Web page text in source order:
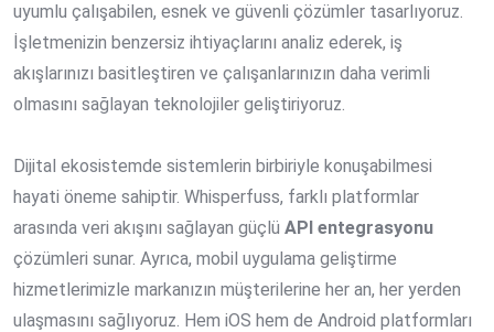
uyumlu çalışabilen, esnek ve güvenli çözümler tasarlıyoruz.
İşletmenizin benzersiz ihtiyaçlarını analiz ederek, iş
akışlarınızı basitleştiren ve çalışanlarınızın daha verimli
olmasını sağlayan teknolojiler geliştiriyoruz.
Dijital ekosistemde sistemlerin birbiriyle konuşabilmesi
hayati öneme sahiptir. Whisperfuss, farklı platformlar
arasında veri akışını sağlayan güçlü API entegrasyonu
çözümleri sunar. Ayrıca, mobil uygulama geliştirme
hizmetlerimizle markanızın müşterilerine her an, her yerden
ulaşmasını sağlıyoruz. Hem iOS hem de Android platformları